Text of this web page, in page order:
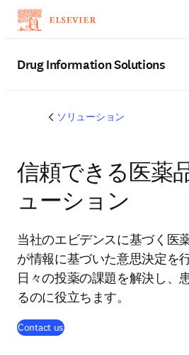
Drug Information Solutions
ソリューション
信頼できる医薬
ューション
当社のエビデンスに基づく医
が情報に基づいた意思決定を
日々の投薬の課題を解決し、
るのに役立ちます。
Contact us